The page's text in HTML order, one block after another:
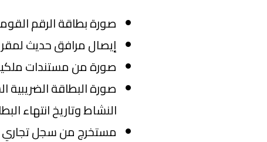
صورة بطاقة الرقم
إيصال مرافق حديث
صورة من مستندات
صورة البطاقة الضريبية
النشاط وتاريخ انتهاء